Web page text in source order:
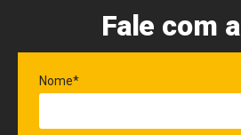
Fale com a
Nome*